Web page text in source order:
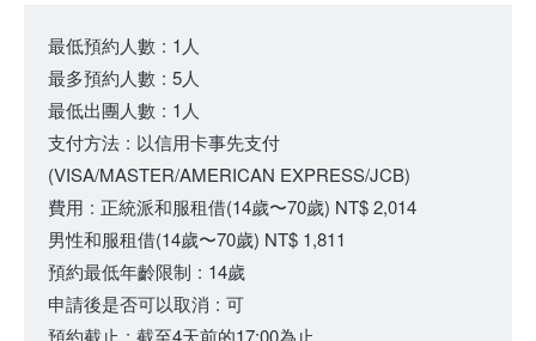
最低預約人數 : 1人
最多預約人數 : 5人
最低出團人數 : 1人
支付方法 : 以信用卡事先支付
(VISA/MASTER/AMERICAN EXPRESS/JCB)
費用 : 正統派和服租借(14歲〜70歲) NT$ 2,014
男性和服租借(14歲〜70歲) NT$ 1,811
預約最低年齡限制 : 14歲
申請後是否可以取消 : 可